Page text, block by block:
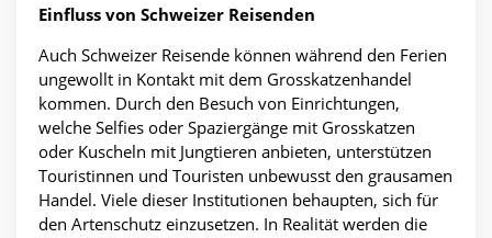
Einfluss von Schweizer Reisenden
Auch Schweizer Reisende können während den Ferien
ungewollt in Kontakt mit dem Grosskatzenhandel
kommen. Durch den Besuch von Einrichtungen,
welche Selfies oder Spaziergänge mit Grosskatzen
oder Kuscheln mit Jungtieren anbieten, unterstützen
Touristinnen und Touristen unbewusst den grausamen
Handel. Viele dieser Institutionen behaupten, sich für
den Artenschutz einzusetzen. In Realität werden die